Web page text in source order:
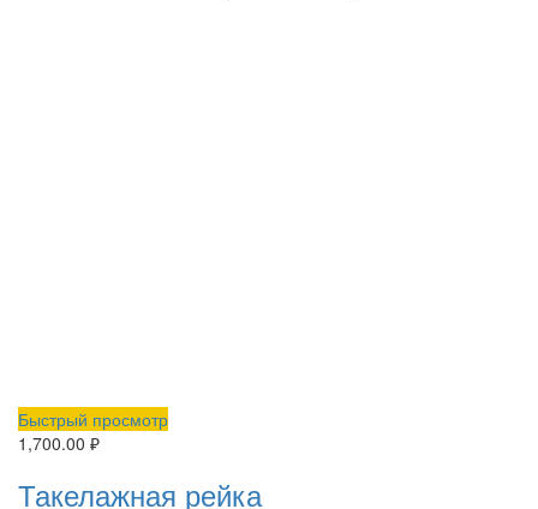
Быстрый просмотр
1,700.00 ₽
Такелажная рейка